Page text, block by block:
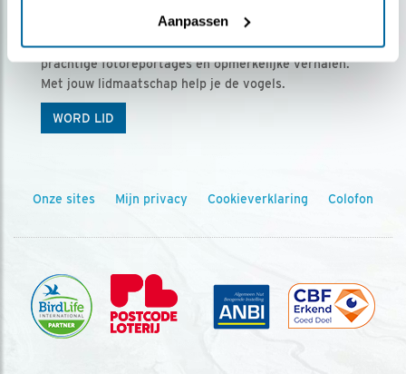
Aanpassen
Ontvang 5 x Vogels voor € 36,00 per jaar
Vogels is het tijdschrift voor onze leden, met
prachtige fotoreportages en opmerkelijke verhalen.
Met jouw lidmaatschap help je de vogels.
WORD LID
Onze sites Mijn privacy Cookieverklaring Colofon